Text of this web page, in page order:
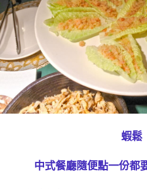
蝦鬆
中式餐廳隨便點一份都